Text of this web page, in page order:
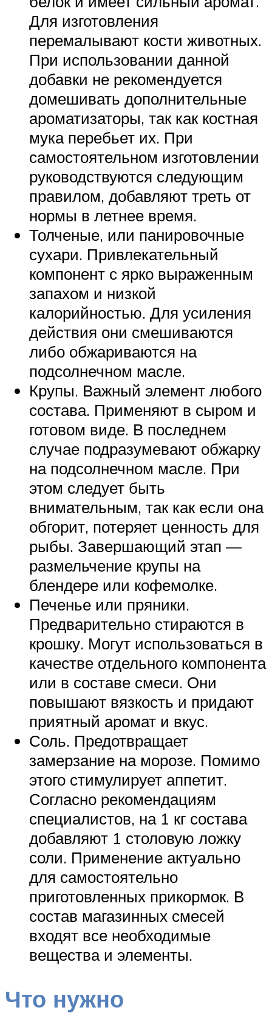
Для изготовления
перемалывают кости животных.
При использовании данной
добавки не рекомендуется
домешивать дополнительные
ароматизаторы, так как костная
мука перебьет их. При
самостоятельном изготовлении
руководствуются следующим
правилом, добавляют треть от
нормы в летнее время.
Толченые, или панировочные
сухари. Привлекательный
компонент с ярко выраженным
запахом и низкой
калорийностью. Для усиления
действия они смешиваются
либо обжариваются на
подсолнечном масле.
Крупы. Важный элемент любого
состава. Применяют в сыром и
готовом виде. В последнем
случае подразумевают обжарку
на подсолнечном масле. При
этом следует быть
внимательным, так как если она
обгорит, потеряет ценность для
рыбы. Завершающий этап —
размельчение крупы на
блендере или кофемолке.
Печенье или пряники.
Предварительно стираются в
крошку. Могут использоваться в
качестве отдельного компонента
или в составе смеси. Они
повышают вязкость и придают
приятный аромат и вкус.
Соль. Предотвращает
замерзание на морозе. Помимо
этого стимулирует аппетит.
Согласно рекомендациям
специалистов, на 1 кг состава
добавляют 1 столовую ложку
соли. Применение актуально
для самостоятельно
приготовленных прикормок. В
состав магазинных смесей
входят все необходимые
вещества и элементы.
Что нужно